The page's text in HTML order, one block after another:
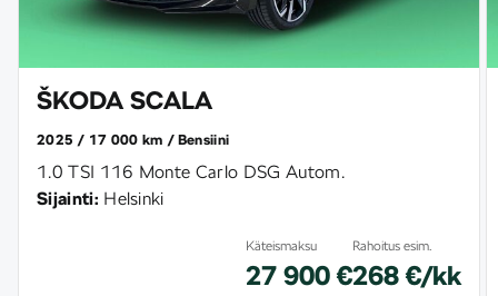
ŠKODA SCALA
2025 17 000 km Bensiini
1.0 TSI 116 Monte Carlo DSG Autom.
Sijainti: Helsinki
Käteismaksu
27 900 €
Rahoitus esim.
268 €/kk